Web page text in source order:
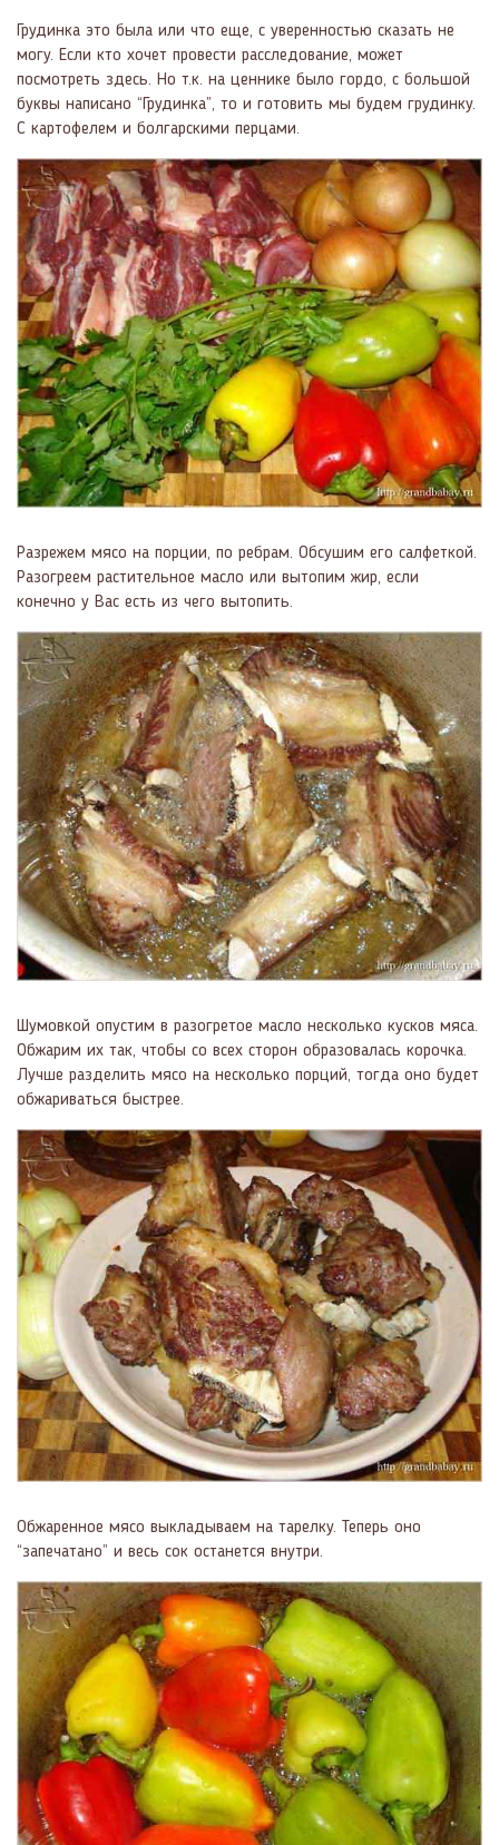
Грудинка это была или что еще, с уверенностью сказать не
могу. Если кто хочет провести расследование, может
посмотреть здесь. Но т.к. на ценнике было гордо, с большой
буквы написано “Грудинка”, то и готовить мы будем грудинку.
С картофелем и болгарскими перцами.
Разрежем мясо на порции, по ребрам. Обсушим его салфеткой.
Разогреем растительное масло или вытопим жир, если
конечно у Вас есть из чего вытопить.
Шумовкой опустим в разогретое масло несколько кусков мяса.
Обжарим их так, чтобы со всех сторон образовалась корочка.
Лучше разделить мясо на несколько порций, тогда оно будет
обжариваться быстрее.
Обжаренное мясо выкладываем на тарелку. Теперь оно
“запечатано” и весь сок останется внутри.